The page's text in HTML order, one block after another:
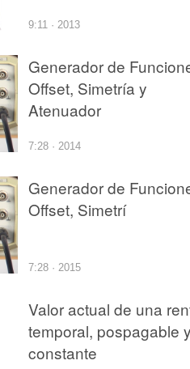
9:11 · 2013
Generador de
Offset, Simetría y
Atenuador
7:28 · 2014
Generador de
Offset, Simetrí
7:28 · 2015
Valor actual de una
temporal, pospagable
constante